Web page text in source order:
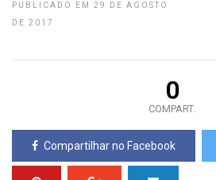
PUBLICADO EM 29 DE AGOSTO
DE 2017
0
COMPART.
Compartilhar no Facebook